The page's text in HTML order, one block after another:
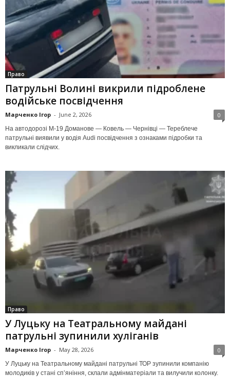
Право
Патрульні Волині викрили підроблене
водійське посвідчення
Марченко Ігор - June 2, 2026 0
На автодорозі М-19 Доманове — Ковель — Чернівці — Тереблече
патрульні виявили у водія Audi посвідчення з ознаками підробки та
викликали слідчих.
Право
У Луцьку на Театральному майдані
патрульні зупинили хуліганів
Марченко Ігор - May 28, 2026 0
У Луцьку на Театральному майдані патрульні ТОР зупинили компанію
молодиків у стані сп’яніння, склали адмінматеріали та вилучили колонку.